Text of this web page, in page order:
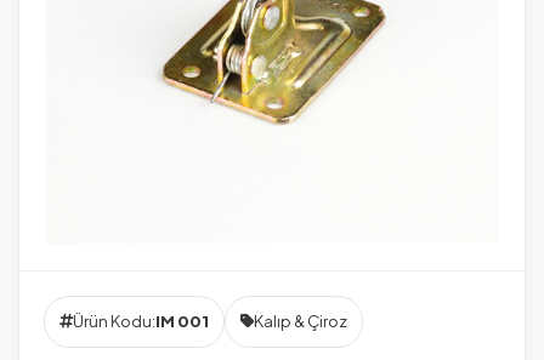
Ürün Kodu:IM 001 Kalıp & Çiroz